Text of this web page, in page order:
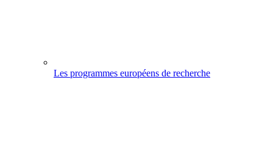
Les programmes européens de recherche